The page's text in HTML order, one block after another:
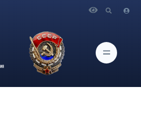
программе «Открытый эфир» давал
дальнейшего усиления Польши на